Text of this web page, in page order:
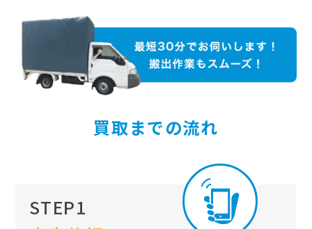
買取までの流れ
STEP1